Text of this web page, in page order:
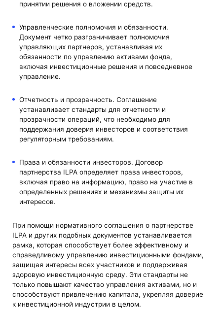
принятии решения о вложении средств.
Управленческие полномочия и обязанности.
Документ четко разграничивает полномочия
управляющих партнеров, устанавливая их
обязанности по управлению активами фонда,
включая инвестиционные решения и повседневное
управление.
Отчетность и прозрачность. Соглашение
устанавливает стандарты для отчетности и
прозрачности операций, что необходимо для
поддержания доверия инвесторов и соответствия
регуляторным требованиям.
Права и обязанности инвесторов. Договор
партнерства ILPA определяет права инвесторов,
включая право на информацию, право на участие в
определенных решениях и механизмы защиты их
интересов.
При помощи нормативного соглашения о партнерстве
ILPA и других подобных документов устанавливается
рамка, которая способствует более эффективному и
справедливому управлению инвестиционными фондами,
защищая интересы всех участников и поддерживая
здоровую инвестиционную среду. Эти стандарты не
только повышают качество управления активами, но и
способствуют привлечению капитала, укрепляя доверие
к инвестиционной индустрии в целом.